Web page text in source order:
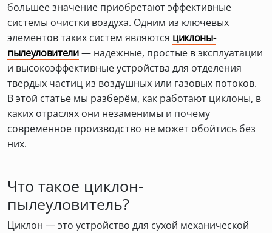
большее значение приобретают эффективные
системы очистки воздуха. Одним из ключевых
элементов таких систем являются циклоны-
пылеуловители— надежные, простые в эксплуатации
и высокоэффективные устройства для отделения
твердых частиц из воздушных или газовых потоков.
В этой статье мы разберём, как работают циклоны, в
каких отраслях они незаменимы и почему
современное производство не может обойтись без
них.
Что такое циклон-
пылеуловитель?
Циклон — это устройство для сухой механической